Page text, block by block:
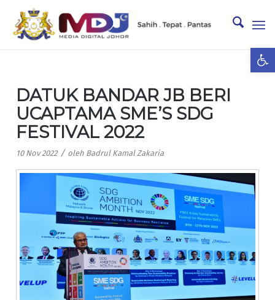
DATUK BANDAR JB BERI
UCAPTAMA SME’S SDG
FESTIVAL 2022
10 Nov 2022 / oleh Badrul Kamal Zakaria